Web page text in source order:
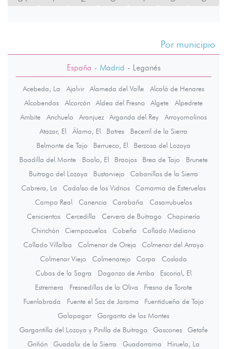
Por municipio
España - Madrid - Leganés
Acebeda, La Ajalvir Alameda del Valle
Alcalá de Henares
Alcobendas
Alcorcón Aldea del Fresno Algete
Alpedrete
Ambite
Anchuelo Aranjuez Arganda del Rey
Arroyomolinos
Atazar, El
Álamo, El Batres
Becerril de la Sierra
Belmonte de Tajo
Berrueco, El
Berzosa del Lozoya
Boadilla del Monte
Boalo, El Braojos Brea de Tajo
Brunete
Buitrago del Lozoya
Bustarviejo
Cabanillas de la Sierra
Cabrera, La
Cadalso de los Vidrios
Camarma de Esteruelas
Campo Real
Canencia Carabaña
Casarrubuelos
Cenicientos
Cercedilla Cervera de Buitrago
Chapinería
Chinchón
Ciempozuelos Cobeña
Collado Mediano
Collado Villalba
Colmenar de Oreja
Colmenar del Arroyo
Colmenar Viejo
Colmenarejo Corpa
Coslada
Cubas de la Sagra
Daganzo de Arriba
Escorial, El
Estremera
Fresnedillas de la Oliva
Fresno de Torote
Fuenlabrada
Fuente el Saz de Jarama
Fuentidueña de Tajo
Galapagar
Garganta de los Montes
Gargantilla del Lozoya y Pinilla de Buitrago
Gascones
Getafe
Griñón
Guadalix de la Sierra Guadarrama
Hiruela, La